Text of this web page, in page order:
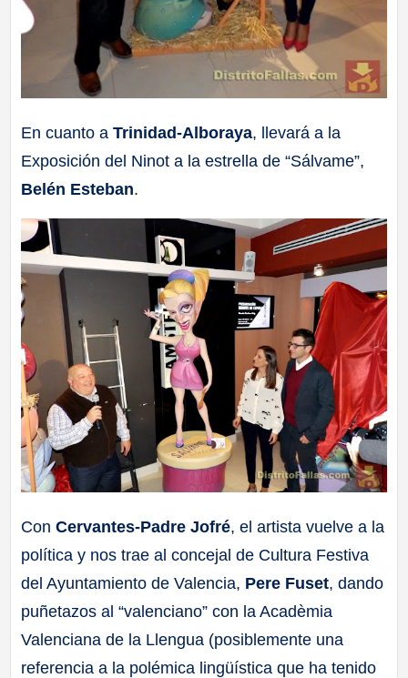
En cuanto aTrinidad-Alboraya, llevará a la
Exposición del Ninot a la estrella de “Sálvame”,
Belén Esteban.
ConCervantes-Padre Jofré, el artista vuelve a la
política y nos trae al concejal de Cultura Festiva
del Ayuntamiento de Valencia, Pere Fuset, dando
puñetazos al “valenciano” con la Acadèmia
Valenciana de la Llengua (posiblemente una
referencia a la polémica lingüística que ha tenido